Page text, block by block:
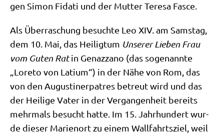
gen Simon Fida­ti und der Mut­ter Tere­sa Fasce.
Als Über­ra­schung besuch­te Leo XIV. am Sams­tag,
dem 10. Mai, das Hei­lig­tum Unse­rer Lie­ben Frau
vom Guten Ratin Gen­az­z­a­no (das soge­nann­te
„Lore­to von Lati­um“) in der Nähe von Rom, das
von den Augu­sti­ner­pa­tres betreut wird und das
der Hei­li­ge Vater in der Ver­gan­gen­heit bereits
mehr­mals besucht hat­te. Im 15. Jahr­hun­dert wur­
de die­ser Mari­en­ort zu einem Wall­fahrts­ziel, weil